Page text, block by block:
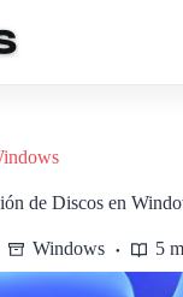
de Discos en
Windows 5